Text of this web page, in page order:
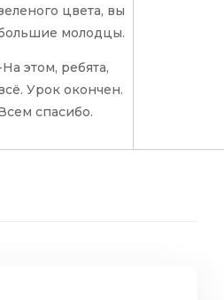
цвета, вы
молодцы.
На этом, ребята,
Урок окончен.
спасибо.